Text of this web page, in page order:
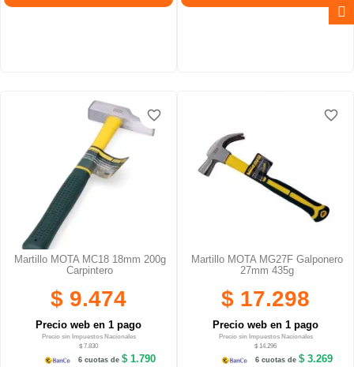
Martillo MOTA MC18 18mm 200g
Carpintero
$ 9.474
Precio web en 1 pago
Precio sin Impuestos Nacionales
$ 7.830
6 cuotas de $ 1.790
favorite_border
favorite_border
Martillo MOTA MG27F Galponero
27mm 435g
$ 17.298
Precio web en 1 pago
Precio sin Impuestos Nacionales
$ 14.296
6 cuotas de $ 3.269
favorite_border
favorite_border